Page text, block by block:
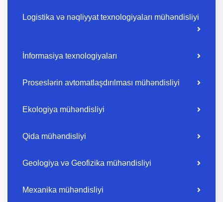
Logistika və nəqliyyat texnologiyaları mühəndisliyi
İnformasiya texnologiyaları
Proseslərin avtomatlaşdırılması mühəndisliyi
Ekologiya mühəndisliyi
Qida mühəndisliyi
Geologiya və Geofizika mühəndisliyi
Mexanika mühəndisliyi